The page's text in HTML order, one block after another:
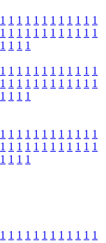
1 1 1 1 1 1 1 1 1 1 1 1
1 1 1 1 1 1 1 1 1 1 1 1
1 1 1 1
1 1 1 1 1 1 1 1 1 1 1 1
1 1 1 1 1 1 1 1 1 1 1 1
1 1 1 1
1 1 1 1 1 1 1 1 1 1 1 1
1 1 1 1 1 1 1 1 1 1 1 1
1 1 1 1
1 1 1 1 1 1 1 1 1 1 1 1